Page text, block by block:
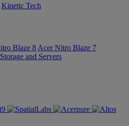
Kinetic Tech
Blaze 8 Acer Nitro Blaze 7
and Servers